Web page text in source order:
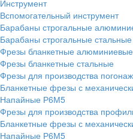
Инструмент
Вспомогательный инструмент
Барабаны строгальные
Барабаны строгальные стальные
Фрезы бланкетные алюминиевые
Фрезы бланкетные стальные
Фрезы для производства
Бланкетные фрезы с
Напайные Р6М5
Фрезы для производства
Бланкетные фрезы с
Напайные Р6М5